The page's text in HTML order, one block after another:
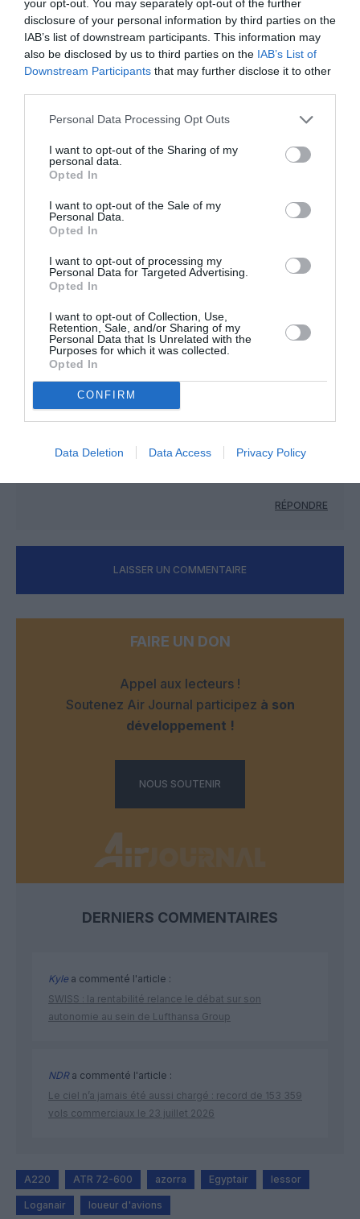
your opt-out. You may separately opt-out of the further
disclosure of your personal information by third parties on the
IAB’s list of downstream participants. This information may
also be disclosed by us to third parties on the IAB’s List of
Downstream Participants that may further disclose it to other
Personal Data Processing Opt Outs
I want to opt-out of the Sharing of my
personal data.
Opted In
I want to opt-out of the Sale of my
Personal Data.
Opted In
I want to opt-out of processing my
Personal Data for Targeted Advertising.
Opted In
I want to opt-out of Collection, Use,
Retention, Sale, and/or Sharing of my
Personal Data that Is Unrelated with the
Purposes for which it was collected.
Opted In
CONFIRM
Data Deletion Data Access Privacy Policy
neufs.
Quel gâchis, sérieux.
RÉPONDRE
Pas si Coola commenté :
15 juin 2026 - 18 h 55
Oh Oui, mais comme le marché du neuf (avions et
équipements et pièces détachés) est très serré, les
on achète des avions sur pattes (c’est presque
moins cher) pour les transformer en magasin de
pièces d’occasion !!
Les compagnies se font un stock au fond du jardin
pour être sur d’avoir de la réserve !!
a commenté :
Pas encore au point ces nouveaux a220 et ces nouveaux E2,
cherche d’anciens Embraers E190 en ce moment, elle se
pourrait même qu’elle prennent des E175 beaucoup plus
RÉPONDRE
LAISSER UN COMMENTAIRE
FAIRE UN DON
Appel aux lecteurs !
Soutenez Air Journal participez à son
développement !
NOUS SOUTENIR
DERNIERS COMMENTAIRES
Kylea commenté l'article :
SWISS : la rentabilité relance le débat sur son
autonomie au sein de Lufthansa Group
NDRa commenté l'article :
Le ciel n’a jamais été aussi chargé : record de 153 359
vols commerciaux le 23 juillet 2026
A220 ATR 72-600 azorra Egyptair lessor
Loganair loueur d'avions